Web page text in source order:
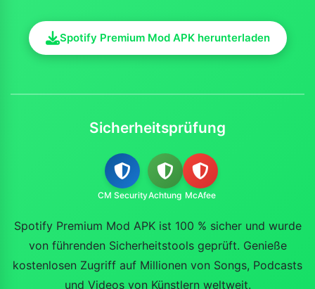
Spotify Premium Mod APK herunterladen
Sicherheitsprüfung
CM SecurityAchtung McAfee
Spotify Premium Mod APK ist 100 % sicher und wurde
von führenden Sicherheitstools geprüft. Genieße
kostenlosen Zugriff auf Millionen von Songs, Podcasts
und Videos von Künstlern weltweit.